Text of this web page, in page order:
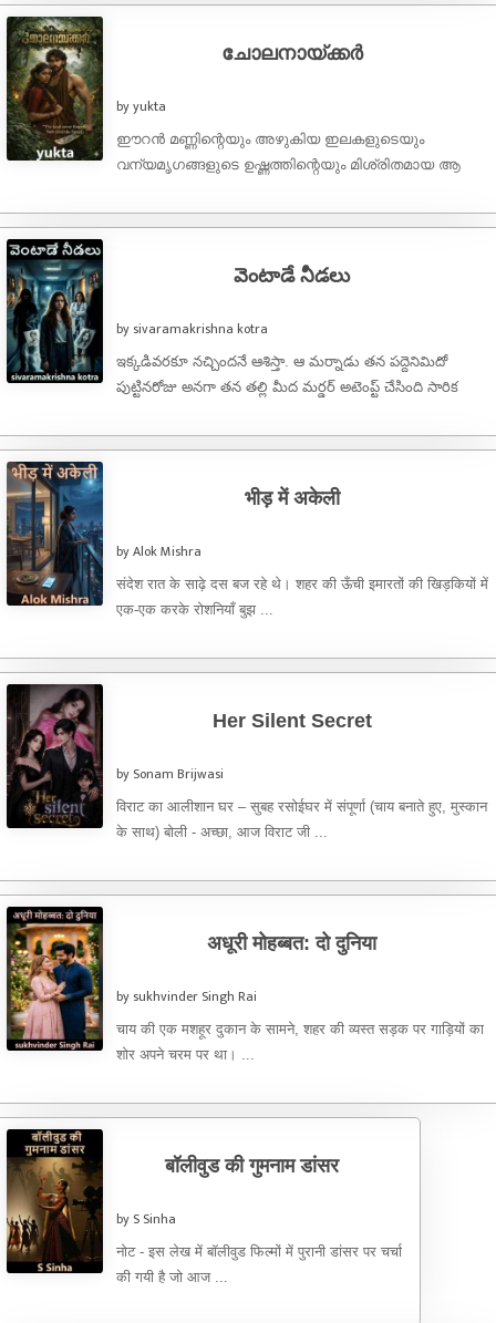
ചോലനായ്ക്കർ
by yukta
ഈറൻ മണ്ണിന്റെയും അഴുകിയ ഇലകളുടെയും
വന്യമൃഗങ്ങളുടെ ഉഷ്ണത്തിന്റെയും മിശ്രിതമായ ആ
കാണാൻ സമ്മതിക്കാത്ത വണ്ണം പടർന്നുപന്തലിച്ചു
వెంటాడే నీడలు
by sivaramakrishna kotra
ఇక్కడివరకూ నచ్చిందనే ఆశిస్తా. ఆ మర్నాడు తన పద్దెనిమిదో
పుట్టినరోజు అనగా తన తల్లి మీద మర్డర్ అటెంప్ట్ చేసింది సారిక
भीड़ में अकेली
by Alok Mishra
संदेश रात के साढ़े दस बज रहे थे। शहर की ऊँची इमारतों की खिड़कियों में
एक-एक करके रोशनियाँ बुझ ...
Her Silent Secret
by Sonam Brijwasi
विराट का आलीशान घर – सुबह रसोईघर में संपूर्णा (चाय बनाते हुए, मुस्कान
के साथ) बोली - अच्छा, आज विराट जी ...
अधूरी मोहब्बत: दो दुनिया
by sukhvinder Singh Rai
चाय की एक मशहूर दुकान के सामने, शहर की व्यस्त सड़क पर गाड़ियों का
शोर अपने चरम पर था। ...
बॉलीवुड की गुमनाम डांसर
by S Sinha
नोट - इस लेख में बॉलीवुड फिल्मों में पुरानी डांसर पर चर्चा
की गयी है जो आज ...